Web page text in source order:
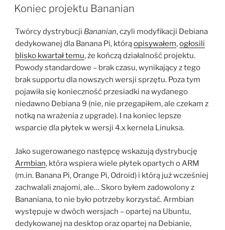
W
Koniec projektu Bananian
Twórcy dystrybucji Bananian, czyli modyfikacji Debiana
dedykowanej dla Banana Pi, którąopisywałem,ogłosili
blisko kwartał temu, że kończą działalność projektu.
Powody standardowe – brak czasu, wynikający z tego
brak supportu dla nowszych wersji sprzętu. Poza tym
pojawiła się konieczność przesiadki na wydanego
niedawno Debiana 9 (nie, nie przegapiłem, ale czekam z
notką na wrażenia z upgrade). I na koniec lepsze
wsparcie dla płytek w wersji 4.x kernela Linuksa.
Jako sugerowanego następcę wskazują dystrybucję
Armbian, która wspiera wiele płytek opartych o ARM
(m.in. Banana Pi, Orange Pi, Odroid) i którą już wcześniej
zachwalali znajomi, ale… Skoro byłem zadowolony z
Bananiana, to nie było potrzeby korzystać. Armbian
występuje w dwóch wersjach – opartej na Ubuntu,
dedykowanej na desktop oraz opartej na Debianie,